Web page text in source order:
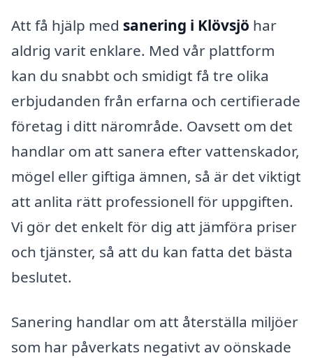
Att få hjälp med sanering i Klövsjö har
aldrig varit enklare. Med vår plattform
kan du snabbt och smidigt få tre olika
erbjudanden från erfarna och certifierade
företag i ditt närområde. Oavsett om det
handlar om att sanera efter vattenskador,
mögel eller giftiga ämnen, så är det viktigt
att anlita rätt professionell för uppgiften.
Vi gör det enkelt för dig att jämföra priser
och tjänster, så att du kan fatta det bästa
beslutet.
Sanering handlar om att återställa miljöer
som har påverkats negativt av oönskade